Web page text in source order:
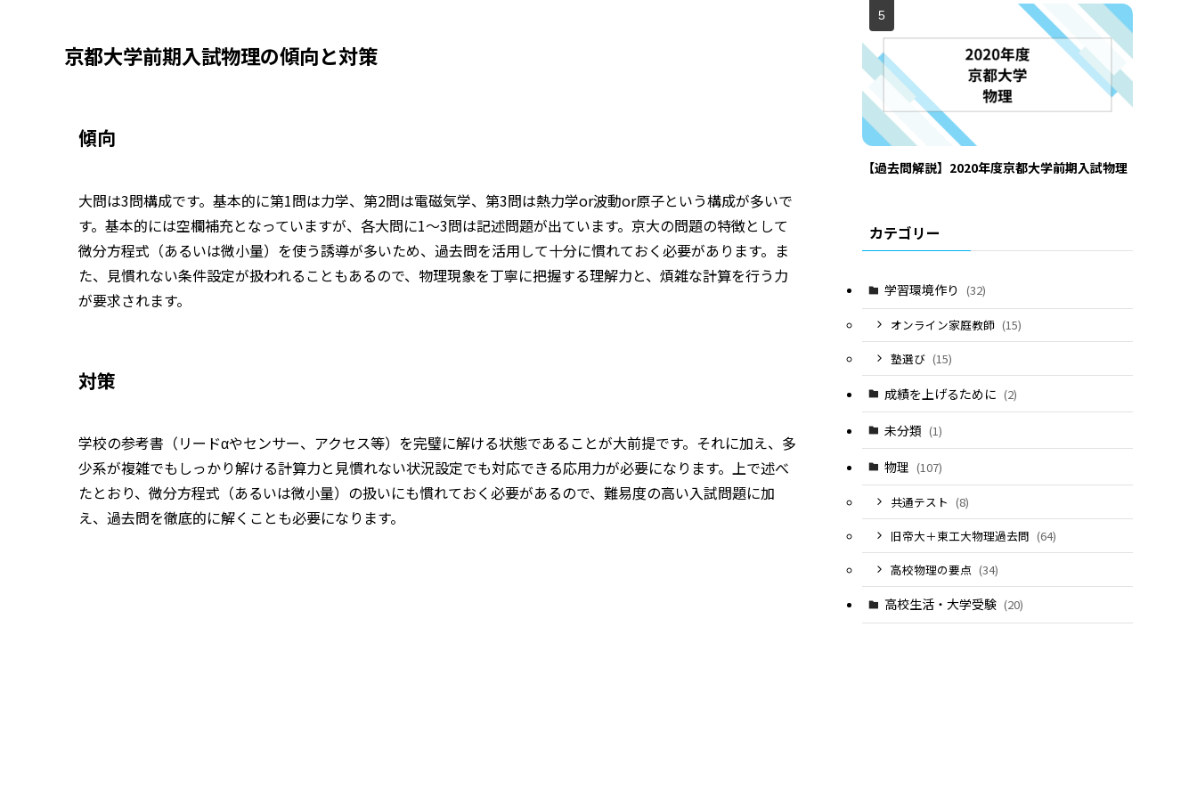
京都大学前期入試物理の傾向と対策
傾向
大問は3問構成です。基本的に第1問は力学、第2問は電磁気学、第3問は熱力学or波動or原子という構成が多いで
す。基本的には空欄補充となっていますが、各大問に1～3問は記述問題が出ています。京大の問題の特徴として
微分方程式（あるいは微小量）を使う誘導が多いため、過去問を活用して十分に慣れておく必要があります。ま
た、見慣れない条件設定が扱われることもあるので、物理現象を丁寧に把握する理解力と、煩雑な計算を行う力
が要求されます。
対策
学校の参考書（リードαやセンサー、アクセス等）を完璧に解ける状態であることが大前提です。それに加え、多
少系が複雑でもしっかり解ける計算力と見慣れない状況設定でも対応できる応用力が必要になります。上で述べ
たとおり、微分方程式（あるいは微小量）の扱いにも慣れておく必要があるので、難易度の高い入試問題に加
え、過去問を徹底的に解くことも必要になります。
【過去問解説】2020年度京都大学前期入試物理
カテゴリー
学習環境作り (32)
オンライン家庭教師 (15)
塾選び (15)
成績を上げるために (2)
未分類 (1)
物理 (107)
共通テスト (8)
旧帝大＋東工大物理過去問 (64)
高校物理の要点 (34)
高校生活・大学受験 (20)